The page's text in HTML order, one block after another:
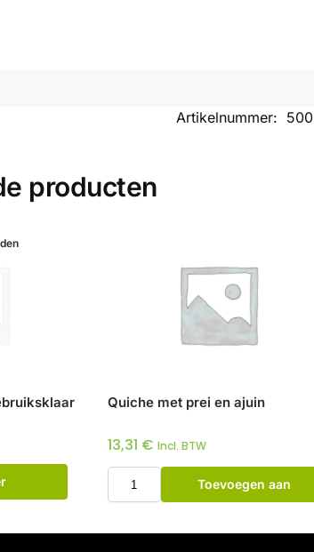
Artikelnummer: 500
producten
Quiche met prei en ajuin
13,31 € Incl. BTW
Toevoegen aan